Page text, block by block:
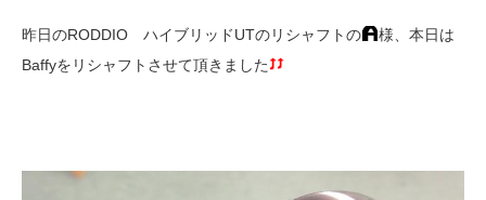
昨日のRODDIO ハイブリッドUTのリシャフトの
様、本日は
Baffyをリシャフトさせて頂きました